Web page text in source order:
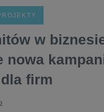
w
nowa
firm